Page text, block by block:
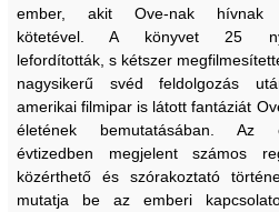
ember, akit Ove-nak hívnak
kötetével. A könyvet 25
lefordították, s kétszer
nagysikerű svéd feldolgozás
amerikai filmipar is látott fantáziát
életének bemutatásában. Az
évtizedben megjelent számos
közérthető és szórakoztató
mutatja be az emberi